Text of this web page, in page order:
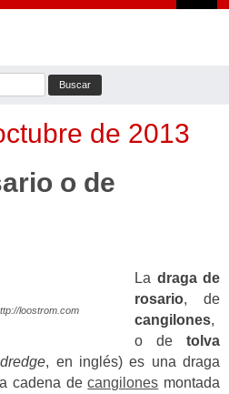
de 2013
o de
loostrom.com
La draga de
rosario, de
cangilones,
o de tolva
, en inglés) es una draga
cadena decangilones montada